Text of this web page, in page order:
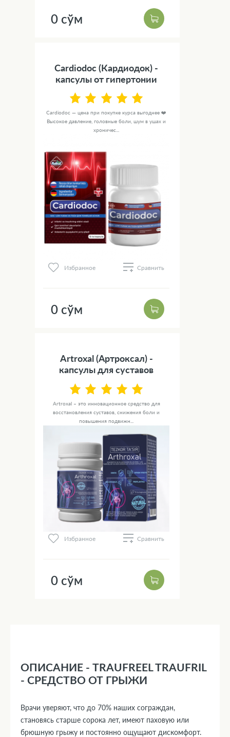
0 сўм
Cardiodoc (Кардиодок) -
капсулы от гипертонии
Cardiodoc — цена при покупке курса выгоднее ❤️
Высокое давление, головные боли, шум в ушах и
хроничес...
Избранное Сравнить
0 сўм
Artroxal (Артроксал) -
капсулы для суставов
Artroxal – это инновационное средство для
восстановления суставов, снижения боли и
повышения подвижн...
Избранное Сравнить
0 сўм
ОПИСАНИЕ - TRAUFREEL TRAUFRIL
- СРЕДСТВО ОТ ГРЫЖИ
Врачи уверяют, что до 70% наших сограждан,
становясь старше сорока лет, имеют паховую или
брюшную грыжу и постоянно ощущают дискомфорт.